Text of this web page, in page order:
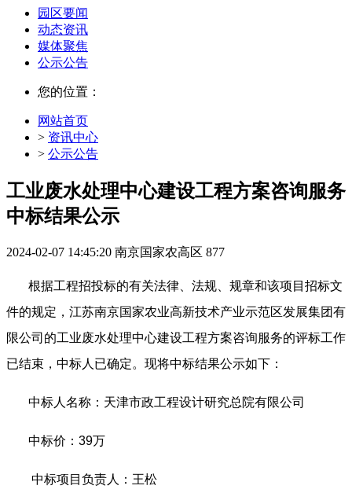
园区要闻
动态资讯
媒体聚焦
公示公告
您的位置：
网站首页
> 资讯中心
> 公示公告
工业废水处理中心建设工程方案咨询服务
中标结果公示
2024-02-07 14:45:20 南京国家农高区 877
根据工程招投标的有关法律、法规、规章和该项目招标文
件的规定， 江苏南京国家农业高新技术产业示范区发展集团有
限公司 的工业废水处理中心建设工程方案咨询服务的评标工作
已结束，中标人已确定。 现将中标结果公示如下：
中标人名称：天津市政工程设计研究总院有限公司
中标价： 39万
中标项目负责人： 王松